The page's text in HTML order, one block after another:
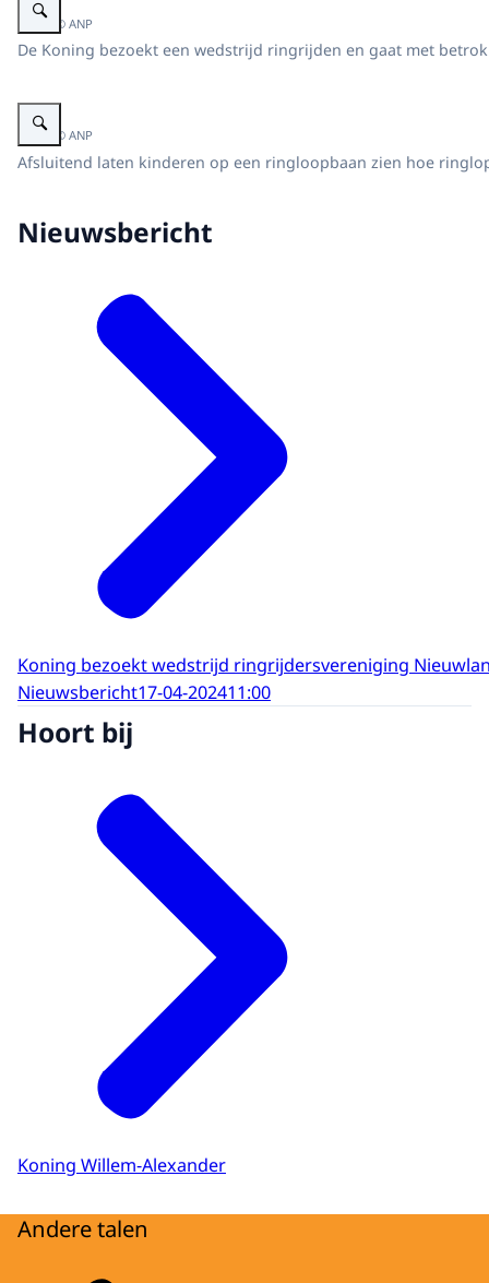
Beeld: © ANP
De Koning bezoekt een wedstrijd ringrijden en gaat met
Vergroot afbeelding Koning bezoekt wedstrijd ringrijdersvereniging
Beeld: © ANP
Afsluitend laten kinderen op een ringloopbaan zien hoe
Nieuwsbericht
Koning bezoekt wedstrijd ringrijdersvereniging
Nieuwsbericht17-04-202411:00
Hoort bij
Koning Willem-Alexander
Andere talen